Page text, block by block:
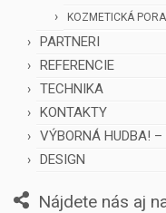
KOZMETICKÁ
PARTNERI
REFERENCIE
TECHNIKA
KONTAKTY
VÝBORNÁ HUDBA! –
DESIGN
Nájdete nás aj